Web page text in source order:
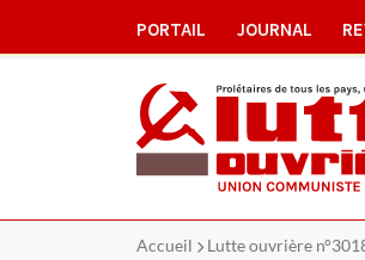
PORTAIL JOURNAL
Accueil Lutte ouvrière